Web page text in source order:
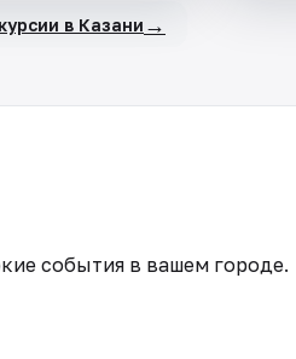
в Казани →
события в вашем городе.